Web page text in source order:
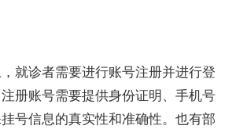
诊者需要进行账号注册并进行登
册账号需要提供身份证明、手机号
号信息的真实性和准确性。也有部